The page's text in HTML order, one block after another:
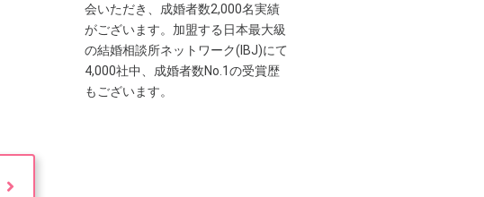
会いただき、成婚者数2,000名実績
がございます。加盟する日本最大級
の結婚相談所ネットワーク(IBJ)にて
4,000社中、成婚者数No.1の受賞歴
もございます。